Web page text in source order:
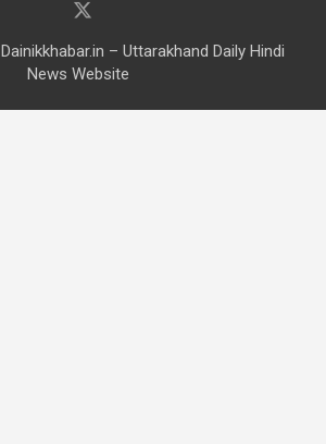
Dainikkhabar.in – Uttarakhand Daily Hindi
News Website